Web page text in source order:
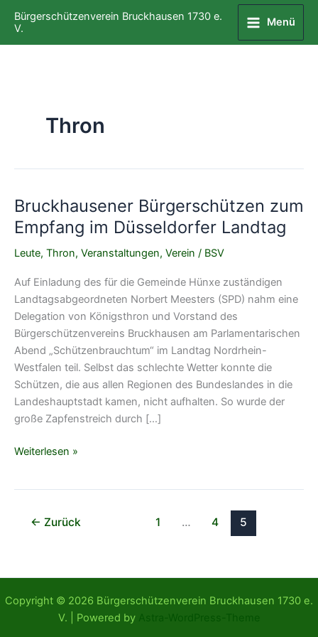
Inhalt
springen
Bürgerschützenverein Bruckhausen 1730 e.
V.
Menü
Thron
Bruckhausener Bürgerschützen zum
Empfang im Düsseldorfer Landtag
Leute, Thron, Veranstaltungen, Verein / BSV
Auf Einladung des für die Gemeinde Hünxe zuständigen
Landtagsabgeordneten Norbert Meesters (SPD) nahm eine
Delegation von Königsthron und Vorstand des
Bürgerschützenvereins Bruckhausen am Parlamentarischen
Abend „Schützenbrauchtum“ im Landtag Nordrhein-
Westfalen teil. Selbst das schlechte Wetter konnte die
Schützen, die aus allen Regionen des Bundeslandes in die
Landeshauptstadt kamen, nicht aufhalten. So wurde der
große Zapfenstreich durch […]
Bruckhausener
Weiterlesen »
← Zurück 1 … 4 5
Copyright © 2026 Bürgerschützenverein Bruckhausen 1730 e.
V. | Powered by